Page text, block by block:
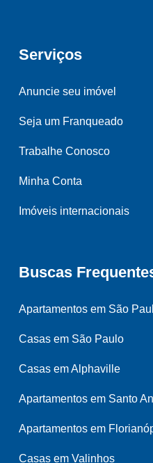
Serviços
Anuncie seu imóvel
Seja um Franqueado
Trabalhe Conosco
Minha Conta
Imóveis internacionais
Buscas
Apartamentos em São
Casas em São Paulo
Casas em Alphaville
Apartamentos em Santo
Apartamentos em
Casas em Valinhos